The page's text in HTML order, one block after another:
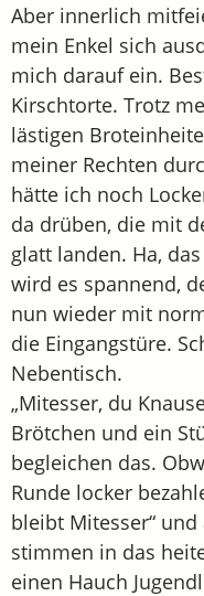
Aber innerlich
mein Enkel sich
mich darauf ein.
Kirschtorte. Trotz
lästigen
meiner Rechten
hätte ich noch
da drüben, die mit
glatt landen. Ha,
wird es spannend,
nun wieder mit
die Eingangstüre.
Nebentisch.
„Mitesser, du
Brötchen und ein
begleichen das.
Runde locker
bleibt Mitesser“
stimmen in das
einen Hauch